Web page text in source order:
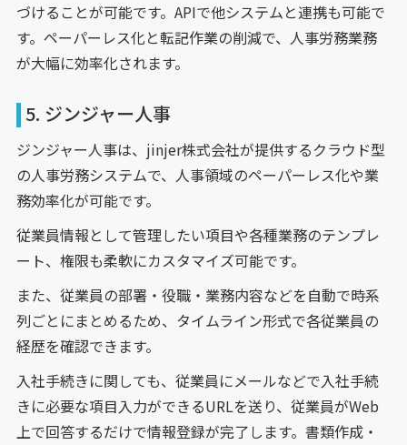
づけることが可能です。APIで他システムと連携も可能で
す。ペーパーレス化と転記作業の削減で、人事労務業務
が大幅に効率化されます。
5. ジンジャー人事
ジンジャー人事は、jinjer株式会社が提供するクラウド型
の人事労務システムで、人事領域のペーパーレス化や業
務効率化が可能です。
従業員情報として管理したい項目や各種業務のテンプレ
ート、権限も柔軟にカスタマイズ可能です。
また、従業員の部署・役職・業務内容などを自動で時系
列ごとにまとめるため、タイムライン形式で各従業員の
経歴を確認できます。
入社手続きに関しても、従業員にメールなどで入社手続
きに必要な項目入力ができるURLを送り、従業員がWeb
上で回答するだけで情報登録が完了します。書類作成・